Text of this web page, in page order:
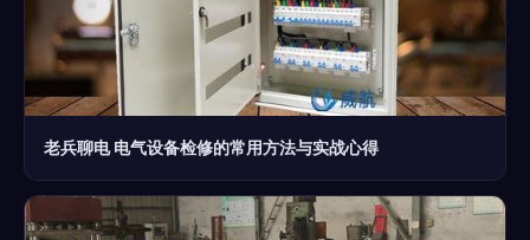
老兵聊电 电气设备检修的常用方法与实战心得